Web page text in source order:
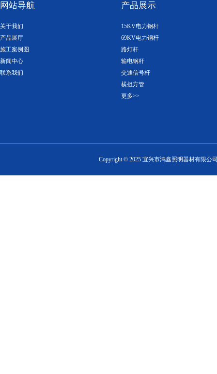
网站导航
关于我们
产品展厅
施工案例图
新闻中心
联系我们
产品展示
15KV电力钢杆
69KV电力钢杆
路灯杆
输电钢杆
交通信号杆
横担方管
更多>>
Copyright © 2025 宜兴市鸿鑫照明器材有限公